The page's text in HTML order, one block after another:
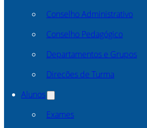
Conselho Administrativo
Conselho Pedagógico
Departamentos e Grupos
Direcões de Turma
Alunos
Exames